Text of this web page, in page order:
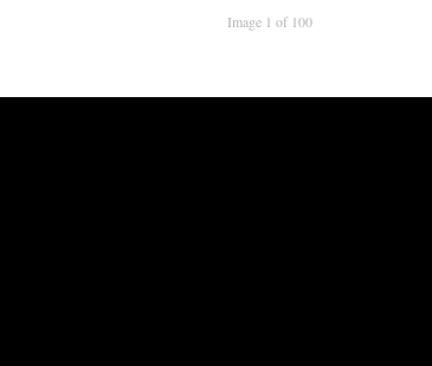
Image 1 of 100